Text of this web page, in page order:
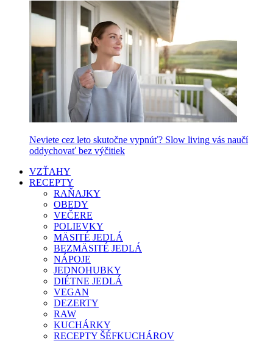
Neviete cez leto skutočne vypnúť? Slow living vás naučí
oddychovať bez výčitiek
VZŤAHY
RECEPTY
RAŇAJKY
OBEDY
VEČERE
POLIEVKY
MÄSITÉ JEDLÁ
BEZMÄSITÉ JEDLÁ
NÁPOJE
JEDNOHUBKY
DIÉTNE JEDLÁ
VEGAN
DEZERTY
RAW
KUCHÁRKY
RECEPTY ŠÉFKUCHÁROV